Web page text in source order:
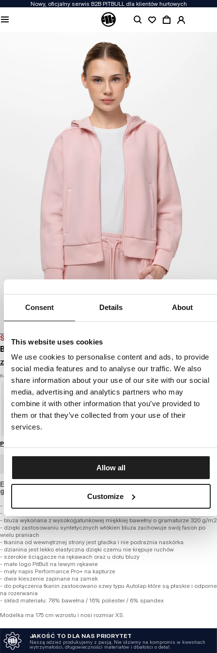
Consent Details About
This website uses cookies
We use cookies to personalise content and ads, to provide
social media features and to analyse our traffic. We also
share information about your use of our site with our social
media, advertising and analytics partners who may
combine it with other information that you’ve provided to
them or that they’ve collected from your use of their
services.
Allow all
Customize
Nowy, oficjalny serwis B2B PITBULL dla klientów hurtowych
SALE
BLUZA ROZPINANA Z KAPTUREM DISCOVERY
Zaloguj się by zobaczyć ceny
Kolor: strawberry cream
Przewodnik po rozmiarach
Elastyczna bluza o luźniejszym kroju, z wysokogatunkowej,
gładkiej tkaniny bawełnianej o standardowej grubości.
- profesjonalna linia Performance Pro+
- luźniejszy wygodny fason
- bluza wykonana z wysokogatunkowej miękkiej bawełny o gramaturze 320 g/m2
- dzięki zastosowaniu syntetycznych włókien bluza zachowuje swój fason po
wielu praniach
- tkanina od wewnętrznej strony jest gładka i nie podrażnia naskórka
- dzianina jest lekko elastyczna dzięki czemu nie krępuje ruchów
- szerokie ściągacze na rękawach oraz u dołu bluzy
- małe logo PitBull na lewym rękawie
- mały napis Performance Pro+ na kapturze
- dwie kieszenie zapinane na zamek
- do połączenia tkanin zastosowano szwy typu Autolap które są płaskie i odporne
na rozerwania
- skład materiału: 78% bawełna / 16% poliester / 6% spandex
Modelka ma 175 cm wzrostu i nosi rozmiar XS.
JAKOŚĆ TO DLA NAS PRIORYTET
Naszą odzież produkujemy z pasją. Nie idziemy na kompromis w kwestiach
wytrzymałości, długowieczności materiałów i dbałości o detal.